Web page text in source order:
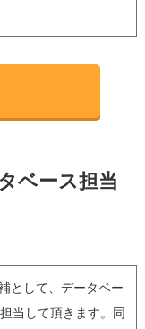
ベース担当
として、データベー
当して頂きます。同